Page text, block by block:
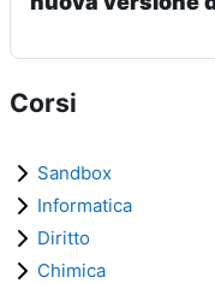
Corsi
Sandbox
Informatica
Diritto
Chimica